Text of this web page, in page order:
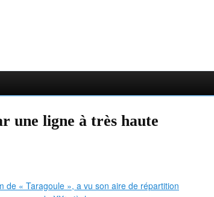
une ligne à très haute